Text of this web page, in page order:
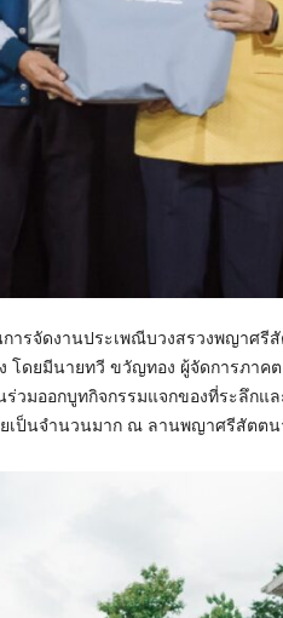
รจัดงานประเพณีบวงสรวงพญาศรี
ดยมีนายทวี ขวัญทอง ผู้จัดการภาค
วมออกบูทกิจกรรมแจกของที่ระลึก
เป็นจำนวนมาก ณ ลานพญาศรีสัตต